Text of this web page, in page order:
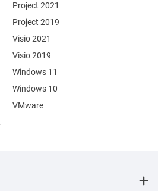
Project 2021
Project 2019
Visio 2021
Visio 2019
Windows 11
Windows 10
VMware